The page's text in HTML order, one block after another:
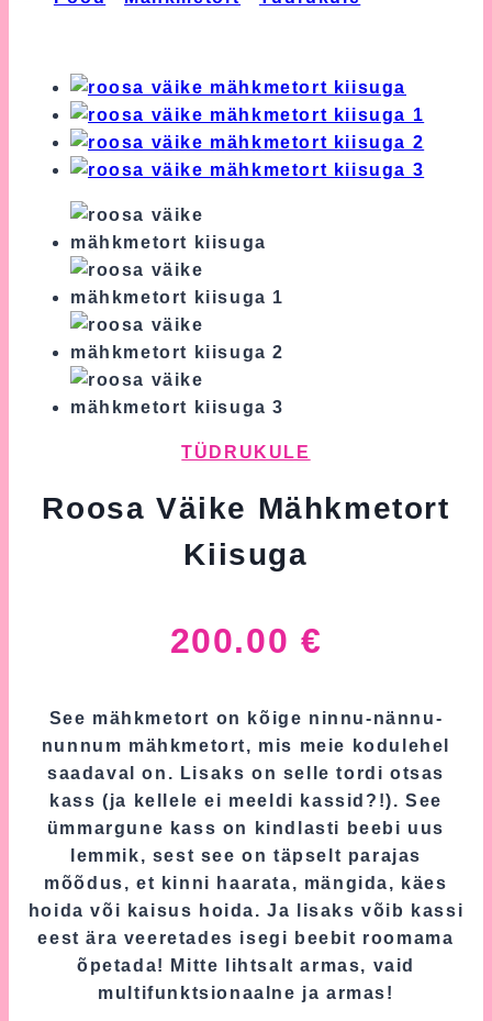
TÜDRUKULE
Roosa Väike Mähkmetort
Kiisuga
200.00 €
See mähkmetort on kõige ninnu-nännu-
nunnum mähkmetort, mis meie kodulehel
saadaval on. Lisaks on selle tordi otsas
kass (ja kellele ei meeldi kassid?!). See
ümmargune kass on kindlasti beebi uus
lemmik, sest see on täpselt parajas
mõõdus, et kinni haarata, mängida, käes
hoida või kaisus hoida. Ja lisaks võib kassi
eest ära veeretades isegi beebit roomama
õpetada! Mitte lihtsalt armas, vaid
multifunktsionaalne ja armas!